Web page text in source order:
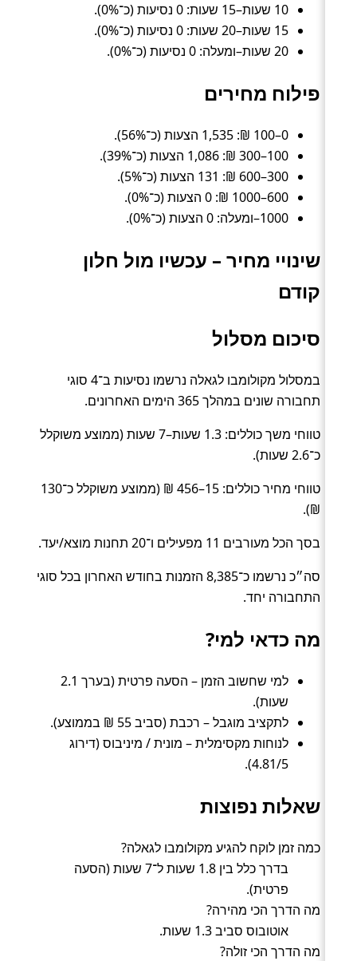
10 שעות–15 שעות: 0 נסיעות (כ־0%).
15 שעות–20 שעות: 0 נסיעות (כ־0%).
20 שעות–ומעלה: 0 נסיעות (כ־0%).
פילוח מחירים
0–100 ₪: 1,535 הצעות (כ־56%).
100–300 ₪: 1,086 הצעות (כ־39%).
300–600 ₪: 131 הצעות (כ־5%).
600–1000 ₪: 0 הצעות (כ־0%).
1000–ומעלה: 0 הצעות (כ־0%).
שינויי מחיר – עכשיו מול חלון
קודם
סיכום מסלול
במסלול מקולומבו לגאלה נרשמו נסיעות ב־4 סוגי
תחבורה שונים במהלך 365 הימים האחרונים.
טווחי משך כוללים: 1.3 שעות–7 שעות (ממוצע משוקלל
כ־2.6 שעות).
טווחי מחיר כוללים: 15–456 ₪ (ממוצע משוקלל כ־130
₪).
בסך הכל מעורבים 11 מפעילים ו־20 תחנות מוצא/יעד.
סה״כ נרשמו כ־8,385 הזמנות בחודש האחרון בכל סוגי
התחבורה יחד.
מה כדאי למי?
למי שחשוב הזמן – הסעה פרטית (בערך 2.1
שעות).
לתקציב מוגבל – רכבת (סביב 55 ₪ בממוצע).
לנוחות מקסימלית – מונית / מיניבוס (דירוג
4.81/5).
שאלות נפוצות
כמה זמן לוקח להגיע מקולומבו לגאלה?
בדרך כלל בין 1.8 שעות ל־7 שעות (הסעה
פרטית).
מה הדרך הכי מהירה?
אוטובוס סביב 1.3 שעות.
מה הדרך הכי זולה?